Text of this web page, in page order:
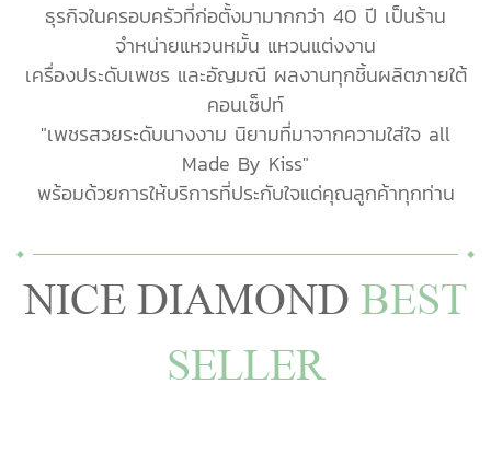
ธุรกิจในครอบครัวที่ก่อตั้งมามากกว่า 40 ปี เป็นร้าน
จำหน่ายแหวนหมั้น แหวนแต่งงาน
เครื่องประดับเพชร และอัญมณี ผลงานทุกชิ้นผลิตภายใต้
คอนเซ็ปท์
"เพชรสวยระดับนางงาม นิยามที่มาจากความใส่ใจ all
Made By Kiss"
พร้อมด้วยการให้บริการที่ประกับใจแด่คุณลูกค้าทุกท่าน
NICE DIAMOND BEST
SELLER